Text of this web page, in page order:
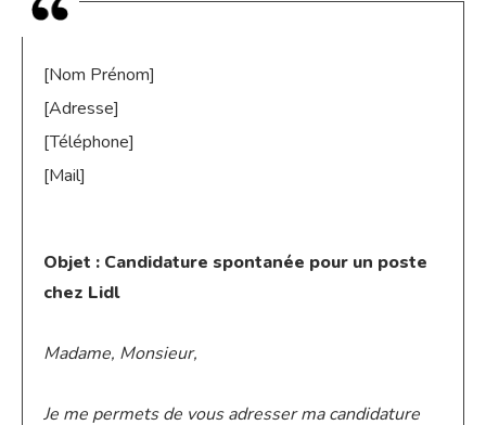
[Nom Prénom]
[Adresse]
[Téléphone]
[Mail]
Objet : Candidature spontanée pour un poste
chez Lidl
Madame, Monsieur,
Je me permets de vous adresser ma candidature